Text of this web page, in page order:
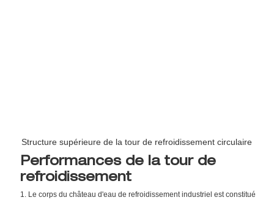
Performances de la tour de
refroidissement
1. Le corps du château d'eau de refroidissement industriel est constitué
Structure supérieure de la tour de refroidissement circulaire